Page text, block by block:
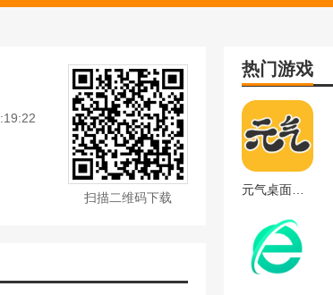
扫描二维码下载
热门游戏